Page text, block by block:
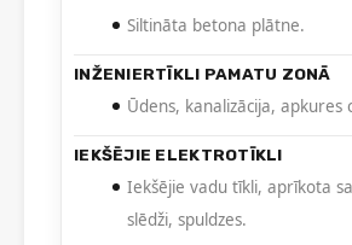
Siltināta betona plātne.
INŽENIERTĪKLI PAMATU ZONĀ
Ūdens, kanalizācija, apkures
IEKŠĒJIE ELEKTROTĪKLI
Iekšējie vadu tīkli, aprīkota
slēdži, spuldzes.